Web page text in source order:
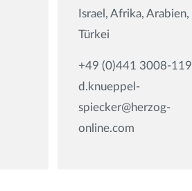
Israel, Afrika, Arabien,
Türkei
+49 (0)441 3008-119
d.knueppel-
spiecker@herzog-
online.com